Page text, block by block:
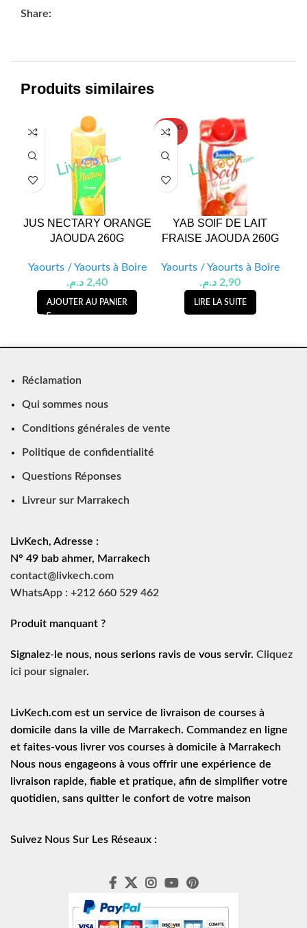
Share:
Produits similaires
JUS NECTARY ORANGE
JAOUDA 260G
Yaourts / Yaourts à Boire
2,40 د.م.
AJOUTER AU PANIER
SOLD O
UT
YAB SOIF DE LAIT
FRAISE JAOUDA 260G
Yaourts / Yaourts à Boire
2,90 د.م.
LIRE LA SUITE
Réclamation
Qui sommes nous
Conditions générales de vente
Politique de confidentialité
Questions Réponses
Livreur sur Marrakech
LivKech, Adresse :
N° 49 bab ahmer, Marrakech
contact@livkech.com
WhatsApp : +212 660 529 462
Produit manquant ?
Signalez-le nous, nous serions ravis de vous servir. Cliquez
ici pour signaler.
LivKech.com est un service de
livraison de courses à
domicile dans la ville de Marrakech. Commandez en ligne
et faites-vous livrer vos courses à domicile à Marrakech
Nous nous engageons à vous offrir une expérience de
livraison rapide, fiable et pratique, afin de simplifier votre
quotidien, sans quitter le confort de votre maison
Suivez Nous Sur Les Réseaux :